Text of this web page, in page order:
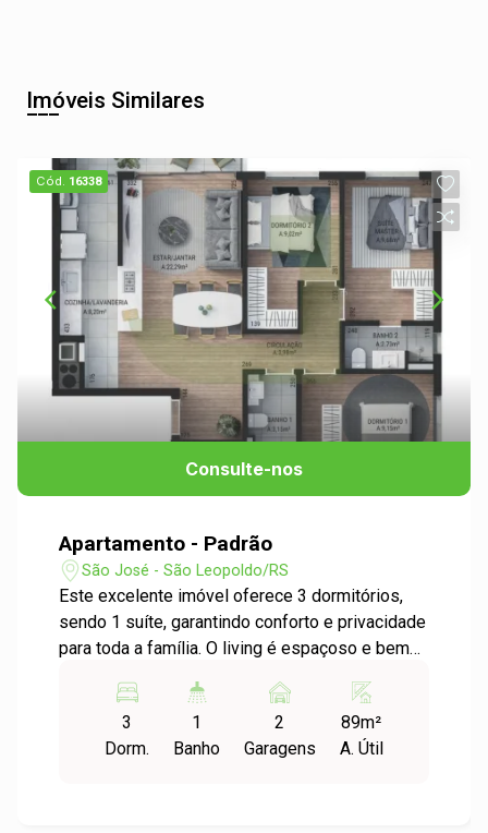
Imóveis Similares
Cód. 16338
Consulte-nos
Apartamento - Padrão
São José - São Leopoldo/RS
Este excelente imóvel oferece 3 dormitórios,
sendo 1 suíte, garantindo conforto e privacidade
para toda a família. O living é espaçoso e bem
integrados de estar e jantar, com ótima
iluminação natural que valoriza ainda mais o
espaço. Conta ainda com 2 vagas de garagens,
3
Dorm.
1
Banho
2
Garagens
89m²
A. Útil